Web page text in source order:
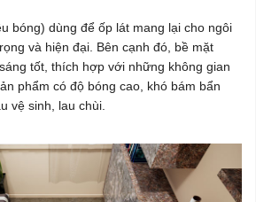
bóng) dùng để ốp lát mang lại cho ngôi
và hiện đại. Bên cạnh đó, bề mặt
tốt, thích hợp với những không gian
phẩm có độ bóng cao, khó bám bẩn
vệ sinh, lau chùi.